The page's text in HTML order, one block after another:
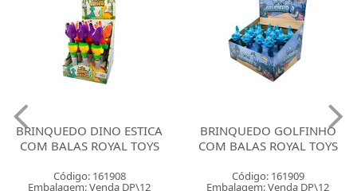
BRINQUEDO DINO ESTICA
COM BALAS ROYAL TOYS
Código: 161908
Embalagem: Venda DP\12
BRINQUEDO GOLFINHO
COM BALAS ROYAL TOYS
Código: 161909
Embalagem: Venda DP\12